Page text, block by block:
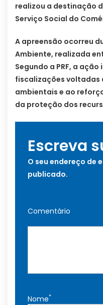
realizou a destinação
Serviço Social do
A apreensão ocorreu
Ambiente, realizada
Segundo a PRF, a
fiscalizações voltadas
ambientais e ao
da proteção dos
Escreva
O seu endereço de
publicado.
Comentário
Nome*